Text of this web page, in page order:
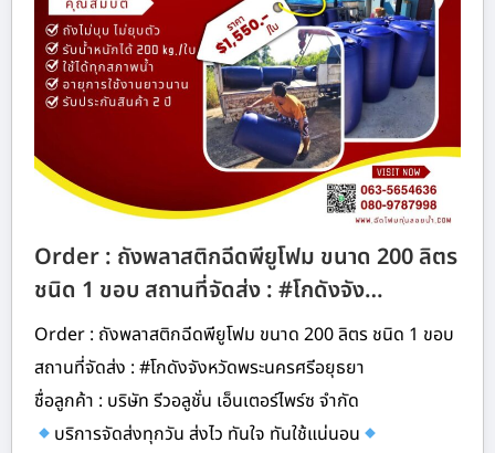
Order : ถังพลาสติกฉีดพียูโฟม ขนาด 200 ลิตร
ชนิด 1 ขอบ สถานที่จัดส่ง : #โกดังจัง…
Order : ถังพลาสติกฉีดพียูโฟม ขนาด 200 ลิตร ชนิด 1 ขอบ
สถานที่จัดส่ง : #โกดังจังหวัดพระนครศรีอยุธยา
ชื่อลูกค้า : บริษัท รีวอลูชั่น เอ็นเตอร์ไพร์ซ จำกัด
บริการจัดส่งทุกวัน ส่งไว ทันใจ ทันใช้แน่นอน